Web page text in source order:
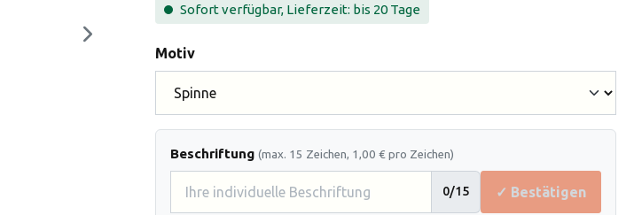
Sofort verfügbar, Lieferzeit: bis 20 Tage
Motivauswählen
Beschriftung (max. 15 Zeichen, 1,00 € pro Zeichen)
0/15 ✓ Bestätigen